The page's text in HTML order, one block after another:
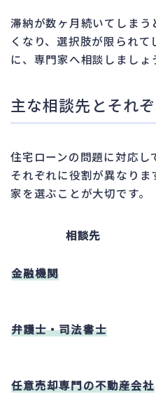
滞納が数ヶ月続いてしまう
くなり、選択肢が限られ
に、専門家へ相談しましょ
主な相談先とそれ
住宅ローンの問題に対応し
それぞれに役割が異なり
家を選ぶことが大切です。
相談先
金融機関
弁護士・司法書士
任意売却専門の不動産会社